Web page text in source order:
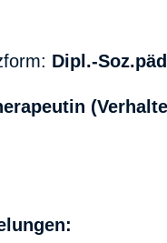
Dipl.-Soz.päd